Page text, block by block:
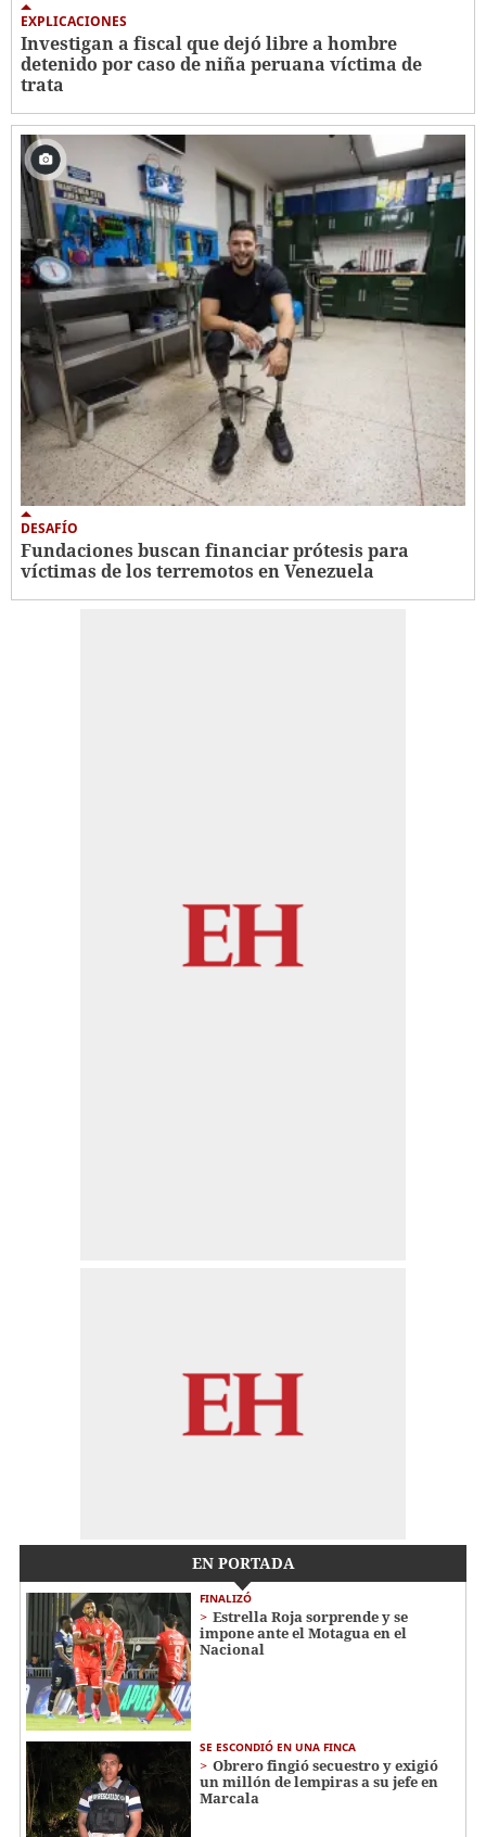
EXPLICACIONES
Investigan a fiscal que dejó libre a hombre
detenido por caso de niña peruana víctima de
trata
DESAFÍO
Fundaciones buscan financiar prótesis para
víctimas de los terremotos en Venezuela
EN PORTADA
FINALIZÓ
Estrella Roja sorprende y se
impone ante el Motagua en el
Nacional
SE ESCONDIÓ EN UNA FINCA
Obrero fingió secuestro y exigió
un millón de lempiras a su jefe en
Marcala